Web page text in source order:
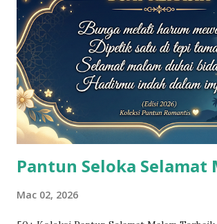
Koleksi Pantun Kurang Ajar Klasik Pantun-
merupakan koleksi asal yang popular sejak
membuktikan bahawa seni sindiran ini tidak
Jalan jalan naik basikal, Naik basikal di
otak ada akal, Jangan disimpan menjadi
buru...
Pantun Seloka Selamat
Mac 02, 2026